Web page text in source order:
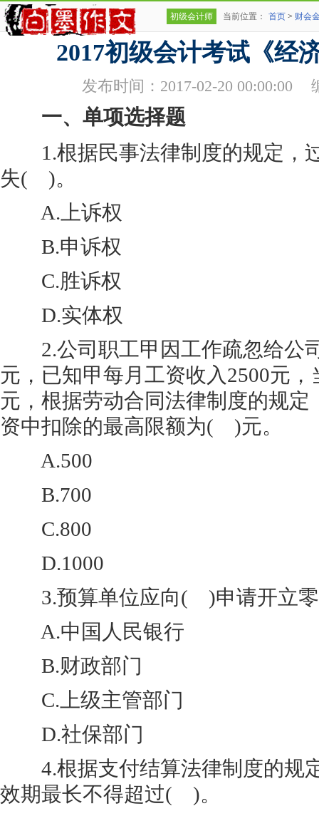
初级会计师 当前位置： 首页 > 财会
2017初级会计考试《经
发布时间：2017-02-20 00:00:00
一、单项选择题
1.根据民事法律制度的规定，
失( )。
A.上诉权
B.申诉权
C.胜诉权
D.实体权
2.公司职工甲因工作疏忽给公
元，已知甲每月工资收入2500元
元，根据劳动合同法律制度的规
资中扣除的最高限额为( )元。
A.500
B.700
C.800
D.1000
3.预算单位应向( )申请开立零
A.中国人民银行
B.财政部门
C.上级主管部门
D.社保部门
4.根据支付结算法律制度的规
效期最长不得超过( )。